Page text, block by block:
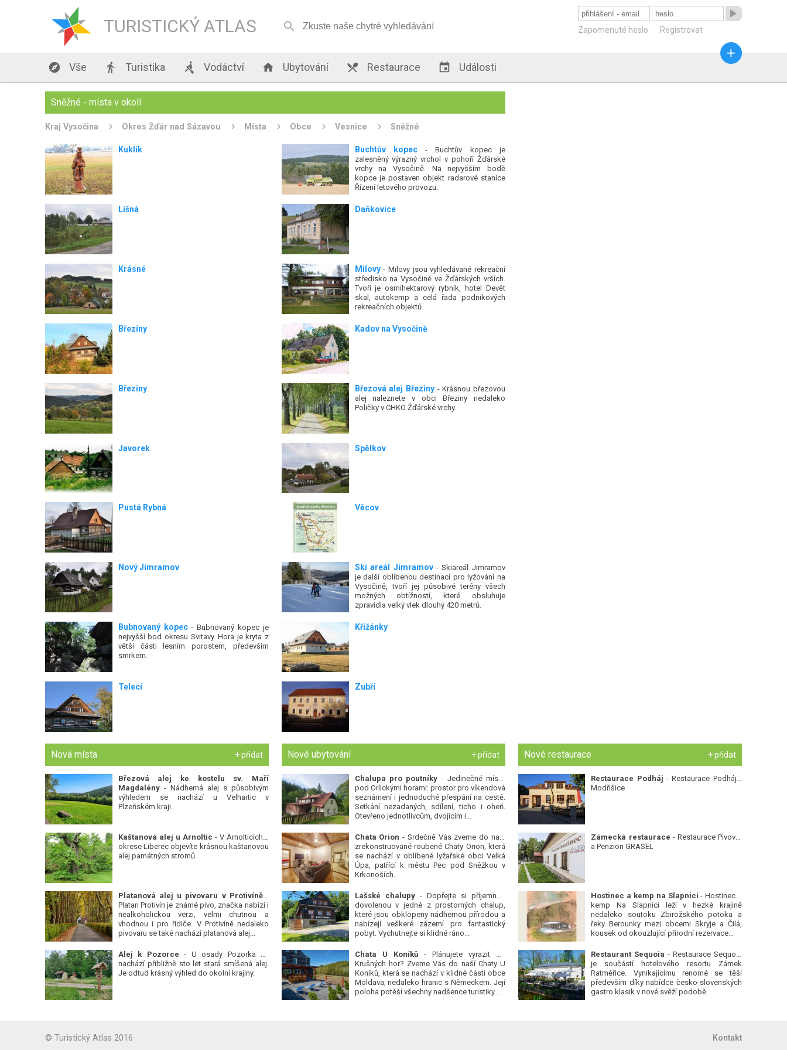
TURISTICKÝ ATLAS 

Zapomenuté heslo Registrovat
 Vše  Turistika  Vodáctví  Ubytování  Restaurace  Události

Sněžné - místa v okolí
Kraj Vysočina Okres Žďár nad Sázavou Místa Obce Vesnice Sněžné
Buchtův kopec- Buchtův kopec je
zalesněný výrazný vrchol v pohoří Žďárské
vrchy na Vysočině. Na nejvyšším bodě
kopce je postaven objekt radarové stanice
Řízení letového provozu.
Kuklík
Daňkovice
Líšná
Milovy- Milovy jsou vyhledávané rekreační
středisko na Vysočině ve Žďárských vrších.
Tvoří je osmihektarový rybník, hotel Devět
skal, autokemp a celá řada podnikových
rekreačních objektů.
Krásné
Kadov na Vysočině
Březiny
Březová alej Březiny- Krásnou březovou
alej naleznete v obci Březiny nedaleko
Poličky v CHKO Žďárské vrchy.
Březiny
Spělkov
Javorek
Věcov
Pustá Rybná
Ski areál Jimramov- Skiareál Jimramov
je další oblíbenou destinací pro lyžování na
Vysočině, tvoří jej působivé terény všech
možných obtížností, které obsluhuje
zpravidla velký vlek dlouhý 420 metrů.
Nový Jimramov
Křižánky
Bubnovaný kopec- Bubnovaný kopec je
nejvyšší bod okresu Svitavy. Hora je kryta z
větší části lesním porostem, především
smrkem.
Zubří
Telecí
Nová místa + přidat
Březová alej ke kostelu sv. Maří
Magdalény- Nádherná alej s působivým
výhledem se nachází u Velhartic v
Plzeňském kraji.
Kaštanová alej u Arnoltic - V Arnolticích v
okrese Liberec objevíte krásnou kaštanovou
alej památných stromů.
Platanová alej u pivovaru v Protivíně-
Platan Protivín je známé pivo, značka nabízí i
nealkoholickou verzi, velmi chutnou a
vhodnou i pro řidiče. V Protivíně nedaleko
pivovaru se také nachází platanová alej...
Alej k Pozorce - U osady Pozorka se
nachází přibližně sto let stará smíšená alej.
Je odtud krásný výhled do okolní krajiny.
Nové ubytování + přidat
Chalupa pro poutníky - Jedinečné místo
pod Orlickými horami: prostor pro víkendová
seznámení i jednoduché přespání na cestě.
Setkání nezadaných, sdílení, ticho i oheň.
Otevřeno jednotlivcům, dvojicím i...
Chata Orion - Srdečně Vás zveme do naší
zrekonstruované roubené Chaty Orion, která
se nachází v oblíbené lyžařské obci Velká
Úpa, patřící k městu Pec pod Sněžkou v
Krkonoších.
Lašské chalupy- Dopřejte si příjemnou
dovolenou v jedné z prostorných chalup,
které jsou obklopeny nádhernou přírodou a
nabízejí veškeré zázemí pro fantastický
pobyt. Vychutnejte si klidné ráno...
Chata U Koníků- Plánujete vyrazit do
Krušných hor? Zveme Vás do naší Chaty U
Koníků, která se nachází v klidné části obce
Moldava, nedaleko hranic s Německem. Její
poloha potěší všechny nadšence turistiky...
Nové restaurace + přidat
Restaurace Podháj - Restaurace Podháj -
Modřišice
Zámecká restaurace - Restaurace Pivovar
a Penzion GRASEL
Hostinec a kemp na Slapnici - Hostinec a
kemp Na Slapnici leží v hezké krajině
nedaleko soutoku Zbirožského potoka a
řeky Berounky mezi obcemi Skryje a Čilá,
kousek od okouzlující přírodní rezervace...
Restaurant Sequoia - Restaurace Sequoia
je součástí hotelového resortu Zámek
Ratměřice. Vynikajícímu renomé se těší
především díky nabídce česko-slovenských
gastro klasik v nové svěží podobě.
© Turistický Atlas 2016 Kontakt